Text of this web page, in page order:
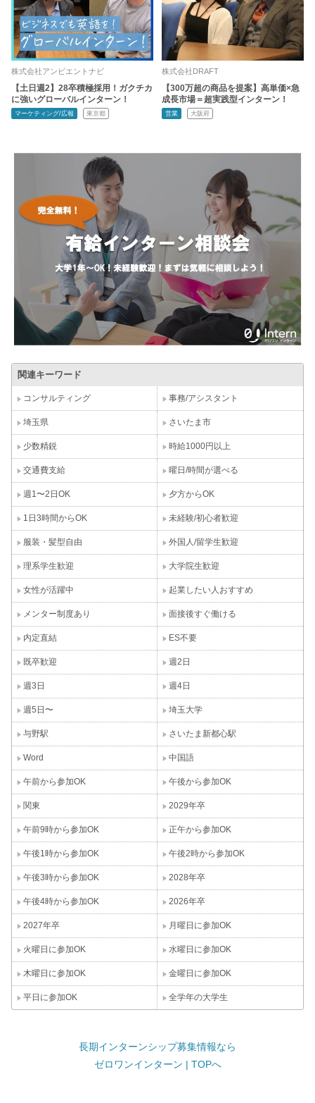
株式会社アンビエントナビ
【土日週2】28卒積極採用！ガクチカ
に強いグローバルインターン！
マーケティング/広報 東京都
株式会社DRAFT
【300万超の商品を提案】高単価×急
成長市場＝超実践型インターン！
営業 大阪府
関連キーワード
コンサルティング 事務/アシスタント
埼玉県 さいたま市
少数精鋭 時給1000円以上
交通費支給 曜日/時間が選べる
週1〜2日OK 夕方からOK
1日3時間からOK 未経験/初心者歓迎
服装・髪型自由 外国人/留学生歓迎
理系学生歓迎 大学院生歓迎
女性が活躍中 起業したい人おすすめ
メンター制度あり 面接後すぐ働ける
内定直結 ES不要
既卒歓迎 週2日
週3日 週4日
週5日〜 埼玉大学
与野駅 さいたま新都心駅
Word 中国語
午前から参加OK 午後から参加OK
関東 2029年卒
午前9時から参加OK 正午から参加OK
午後1時から参加OK 午後2時から参加OK
午後3時から参加OK 2028年卒
午後4時から参加OK 2026年卒
2027年卒 月曜日に参加OK
火曜日に参加OK 水曜日に参加OK
木曜日に参加OK 金曜日に参加OK
平日に参加OK 全学年の大学生
長期インターンシップ募集情報なら
ゼロワンインターン | TOPへ